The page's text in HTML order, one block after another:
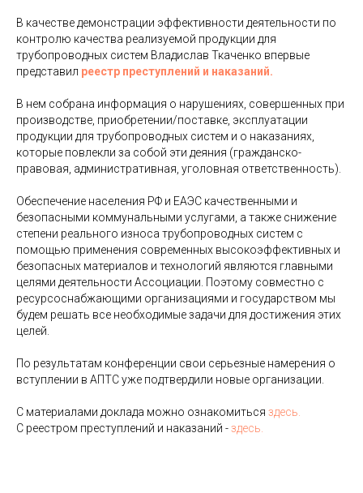
В качестве демонстрации эффективности деятельности по
контролю качества реализуемой продукции для
трубопроводных систем Владислав Ткаченко впервые
представил реестр преступлений и наказаний.
В нем собрана информация о нарушениях, совершенных при
производстве, приобретении/поставке, эксплуатации
продукции для трубопроводных систем и о наказаниях,
которые повлекли за собой эти деяния (гражданско-
правовая, административная, уголовная ответственность).
Обеспечение населения РФ и ЕАЭС качественными и
безопасными коммунальными услугами, а также снижение
степени реального износа трубопроводных систем с
помощью применения современных высокоэффективных и
безопасных материалов и технологий являются главными
целями деятельности Ассоциации. Поэтому совместно с
ресурсоснабжающими организациями и государством мы
будем решать все необходимые задачи для достижения этих
целей.
По результатам конференции свои серьезные намерения о
вступлении в АПТС уже подтвердили новые организации.
С материалами доклада можно ознакомиться здесь.
С реестром преступлений и наказаний -здесь.